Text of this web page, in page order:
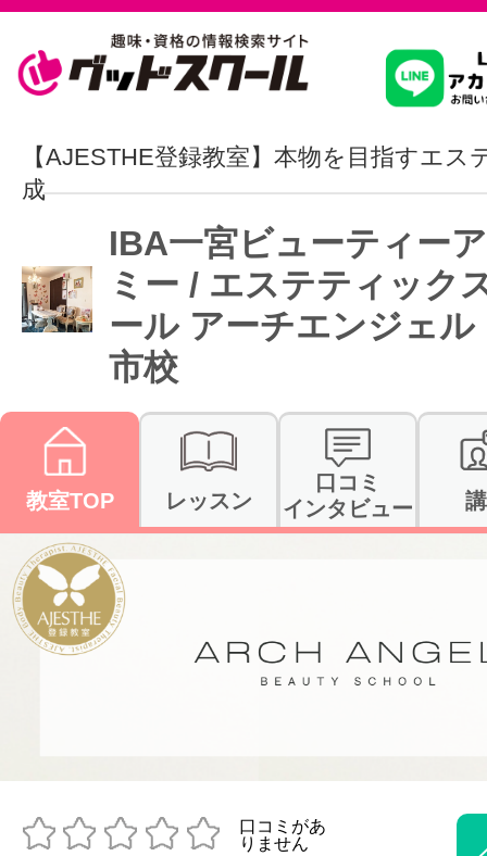
習いたいこ
スクールを
駅・路線か
通信講座を
体験レッス
グッドスク
【AJESTHE登録教室】本物を目指すエス
成
IBA一宮ビューティー
ミー / エステティック
ール アーチエンジェル
市校
教室TOP レッスン
口コミ
インタビュー